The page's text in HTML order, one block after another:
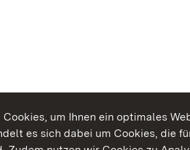
um Ihnen ein optimales
es sich dabei um Cookies, die